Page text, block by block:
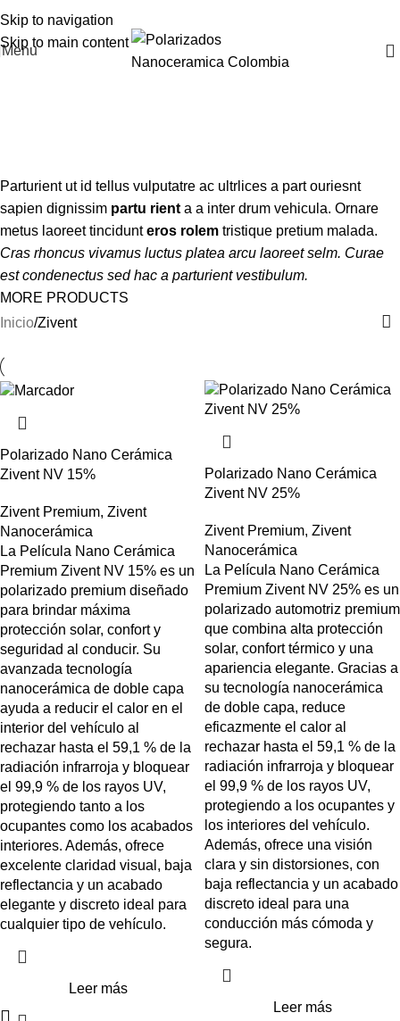
Skip to navigation
Skip to main content
Menu
Parturient ut id tellus vulputatre ac ultrlices a part ouriesnt
sapien dignissim partu rient a a inter drum vehicula. Ornare
metus laoreet tincidunteros rolem tristique pretium malada.
Cras rhoncus vivamus luctus platea arcu laoreet selm. Curae
est condenectus sed hac a parturient vestibulum.
MORE PRODUCTS
Inicio Zivent
Polarizado Nano Cerámica
Zivent NV 15%
Zivent Premium, Zivent
Nanocerámica
La Película Nano Cerámica
Premium Zivent NV 15% es un
polarizado premium diseñado
para brindar máxima
protección solar, confort y
seguridad al conducir. Su
avanzada tecnología
nanocerámica de doble capa
ayuda a reducir el calor en el
interior del vehículo al
rechazar hasta el 59,1 % de la
radiación infrarroja y bloquear
el 99,9 % de los rayos UV,
protegiendo tanto a los
ocupantes como los acabados
interiores. Además, ofrece
excelente claridad visual, baja
reflectancia y un acabado
elegante y discreto ideal para
cualquier tipo de vehículo.
Leer más
Polarizado Nano Cerámica
Zivent NV 25%
Zivent Premium, Zivent
Nanocerámica
La Película Nano Cerámica
Premium Zivent NV 25% es un
polarizado automotriz premium
que combina alta protección
solar, confort térmico y una
apariencia elegante. Gracias a
su tecnología nanocerámica
de doble capa, reduce
eficazmente el calor al
rechazar hasta el 59,1 % de la
radiación infrarroja y bloquear
el 99,9 % de los rayos UV,
protegiendo a los ocupantes y
los interiores del vehículo.
Además, ofrece una visión
clara y sin distorsiones, con
baja reflectancia y un acabado
discreto ideal para una
conducción más cómoda y
segura.
Leer más